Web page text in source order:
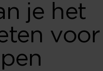
je het
voor